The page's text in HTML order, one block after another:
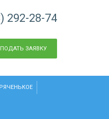
292-28-74
ЗАЯВКУ